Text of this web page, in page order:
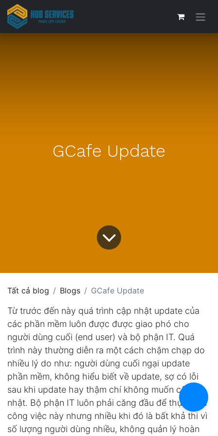
GCafe Update
Tất cả blog Blogs GCafe Update
Từ trước đến này quá trình cập nhật update của
các phần mềm luôn được được giao phó cho
người dùng cuối (end user) và bộ phận IT. Quá
trình này thường diễn ra một cách chậm chạp do
nhiều lý do như: người dùng cuối ngại update
phần mềm, không hiểu biết về update, sợ có lỗi
sau khi update hay thậm chí không muốn cập
nhật. Bộ phận IT luôn phải căng đầu để thực hiện
công việc này nhưng nhiều khi đó là bất khả thi vì
số lượng người dùng nhiều, không quản lý hoàn